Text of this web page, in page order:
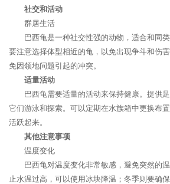
社交和活动
群居生活
巴西龟是一种社交性强的动物，适合和同
要注意选择体型相近的龟，以免出现争斗和伤
免因领地问题引起的冲突。
适量活动
巴西龟需要适量的活动来保持健康。提供
它们游泳和探索。可以定期在水族箱中更换布
活跃起来。
其他注意事项
温度变化
巴西龟对温度变化非常敏感，避免突然的
止水温过高，可以使用冰块降温；冬季则要确